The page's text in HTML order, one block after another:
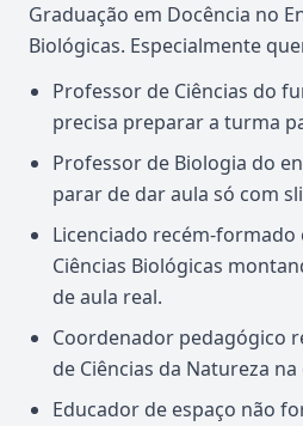
Graduação em Docência no
Biológicas. Especialmente
Professor de Ciências do
precisa preparar a turma
Professor de Biologia do
parar de dar aula só com
Licenciado recém-formado
Ciências Biológicas
de aula real.
Coordenador pedagógico
de Ciências da Natureza na
Educador de espaço não